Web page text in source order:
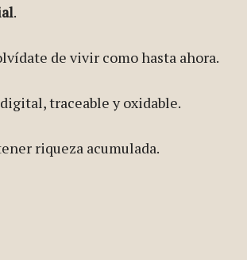
.
de vivir como hasta ahora.
traceable y oxidable.
riqueza acumulada.